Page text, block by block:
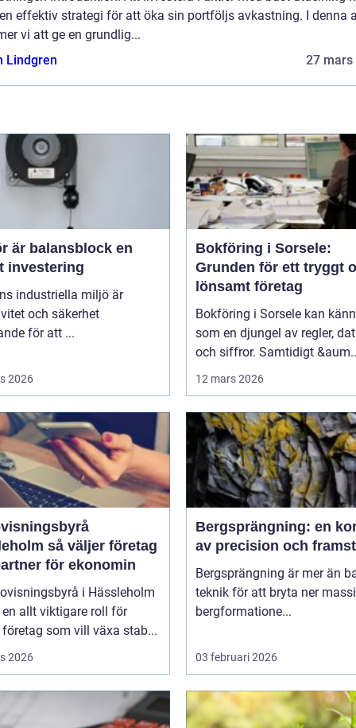
effektiv strategi för att öka sin portföljs avkastning. I denna
vi att ge en grundlig...
Lindgren
27 mars
är balansblock en
investering
industriella miljö är
och säkerhet
för att ...
2026
Bokföring i Sorsele:
Grunden för ett tryggt
lönsamt företag
Bokföring i Sorsele kan
som en djungel av regler,
och siffror. Samtidigt
12 mars 2026
väljer företag
för ekonomin
i Hässleholm
en allt viktigare roll för
som vill växa stab...
2026
Bergsprängning: en
av precision och
Bergsprängning är mer än
teknik för att bryta ner
bergformatione...
03 februari 2026